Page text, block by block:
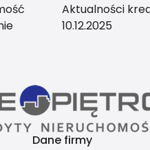
Aktualności
10.12.2025
Dane firmy